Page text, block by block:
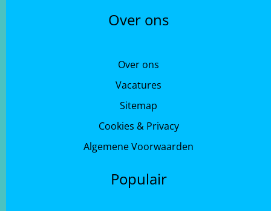
Over ons
Over ons
Vacatures
Sitemap
Cookies & Privacy
Algemene Voorwaarden
Populair